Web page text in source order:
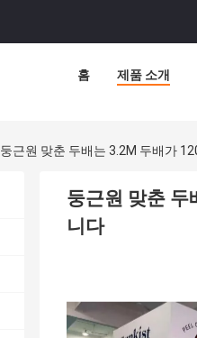
홈 제품 소개
둥근원 맞춘 두배는 3.2M 두배가
둥근원 맞춘 두
니다